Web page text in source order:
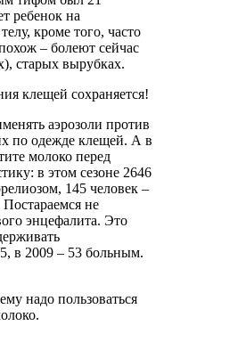
ребенок на
кроме того, часто
– болеют сейчас
старых вырубках.
клещей сохраняется!
аэрозоли против
по одежде клещей. А в
молоко перед
в этом сезоне 2646
145 человек –
не
энцефалита. Это
в 2009 – 53 больным.
надо пользоваться